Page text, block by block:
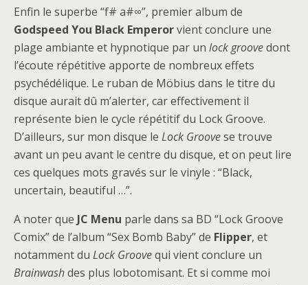
Enfin le superbe “f# a#∞”, premier album de
Godspeed You Black Emperorvient conclure une
plage ambiante et hypnotique par un lock groovedont
l’écoute répétitive apporte de nombreux effets
psychédélique. Le ruban de Möbius dans le titre du
disque aurait dû m’alerter, car effectivement il
représente bien le cycle répétitif du Lock Groove.
D’ailleurs, sur mon disque le Lock Groovese trouve
avant un peu avant le centre du disque, et on peut lire
ces quelques mots gravés sur le vinyle : “Black,
uncertain, beautiful …”.
A noter que JC Menu parle dans sa BD “Lock Groove
Comix” de l’album “Sex Bomb Baby” de Flipper, et
notamment du Lock Groovequi vient conclure un
Brainwashdes plus lobotomisant. Et si comme moi